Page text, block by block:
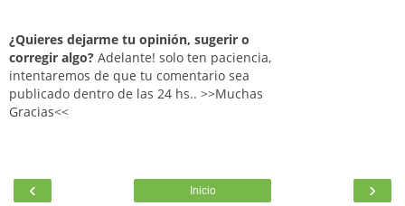
¿Quieres dejarme tu opinión, sugerir o
corregir algo? Adelante! solo ten paciencia,
intentaremos de que tu comentario sea
publicado dentro de las 24 hs.. >>Muchas
Gracias<<
‹ ›
Inicio